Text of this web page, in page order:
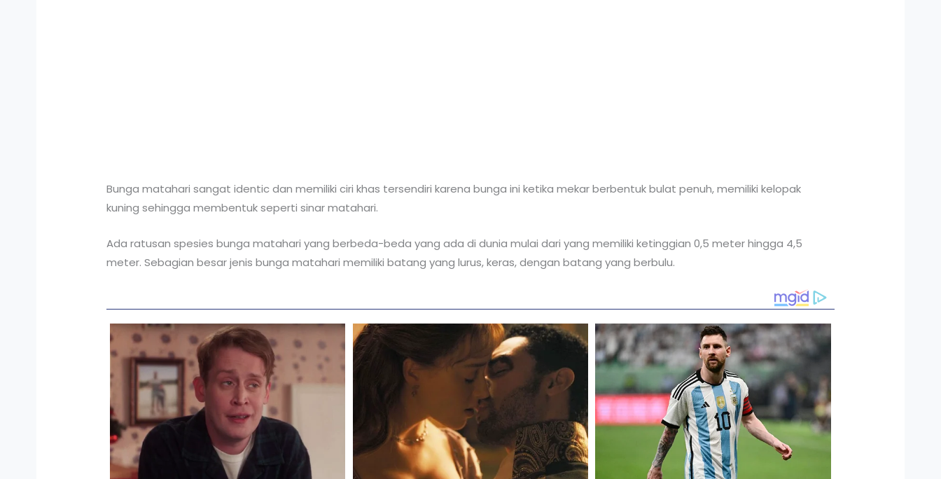
Bunga matahari sangat identic dan memiliki ciri khas tersendiri karena bunga ini ketika mekar berbentuk bulat penuh, memiliki kelopak
kuning sehingga membentuk seperti sinar matahari.
Ada ratusan spesies bunga matahari yang berbeda-beda yang ada di dunia mulai dari yang memiliki ketinggian 0,5 meter hingga 4,5
meter. Sebagian besar jenis bunga matahari memiliki batang yang lurus, keras, dengan batang yang berbulu.